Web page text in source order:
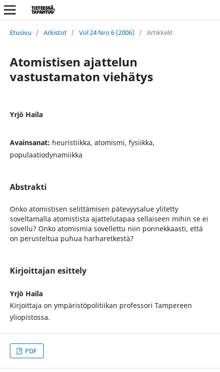
Etusivu / Arkistot / Vol 24 Nro 6 (2006) / Artikkelit
Atomistisen ajattelun
vastustamaton viehätys
Yrjö Haila
Avainsanat: heuristiikka, atomismi, fysiikka,
populaatiodynamiikka
Abstrakti
Onko atomistisen selittämisen pätevyysalue ylitetty
soveltamalla atomistista ajattelutapaa sellaiseen mihin se ei
sovellu? Onko atomismia sovellettu niin ponnekkaasti, että
on perusteltua puhua harharetkestä?
Kirjoittajan esittely
Yrjö Haila
Kirjoittaja on ympäristöpolitiikan professori Tampereen
yliopistossa.
PDF